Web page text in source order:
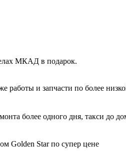
МКАД в подарок.
работы и запчасти по более
более одного дня, такси до
Golden Star по супер цене